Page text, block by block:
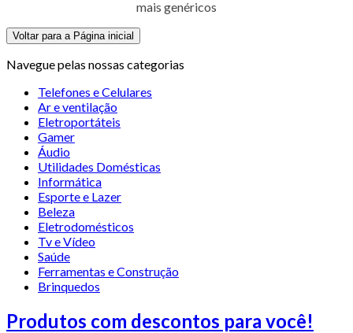
mais genéricos
Voltar para a Página inicial
Navegue pelas nossas categorias
Telefones e Celulares
Ar e ventilação
Eletroportáteis
Gamer
Áudio
Utilidades Domésticas
Informática
Esporte e Lazer
Beleza
Eletrodomésticos
Tv e Vídeo
Saúde
Ferramentas e Construção
Brinquedos
Produtos com descontos para você!